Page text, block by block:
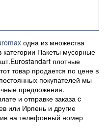
одна из множества
Пакеты мусорные
плотные
товар продается по цене в
покупателей мы
предложения.
и отправке заказа c
или Ирпень и другие
на телефонный номер